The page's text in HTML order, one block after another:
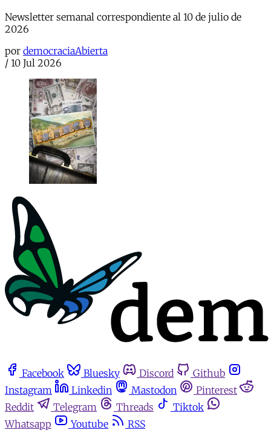
Newsletter semanal correspondiente al 10 de julio de
2026
por democraciaAbierta
/ 10 Jul 2026
Facebook Bluesky Discord
Github
Instagram
Linkedin Mastodon
Pinterest
Reddit
Telegram Threads
Tiktok
Whatsapp
Youtube
RSS